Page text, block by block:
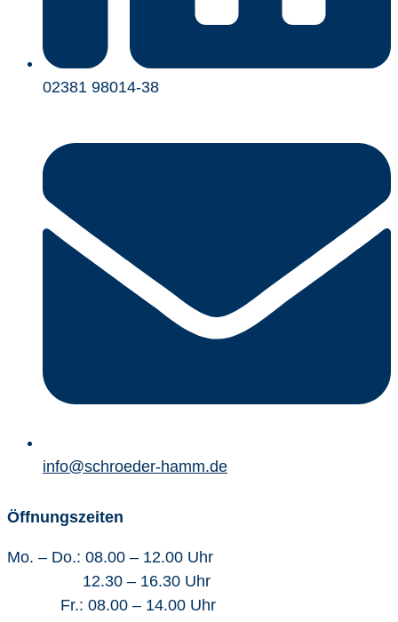
02381 98014-38
info@schroeder-hamm.de
Öffnungszeiten
Mo. – Do.: 08.00 – 12.00 Uhr
12.30 – 16.30 Uhr
Fr.: 08.00 – 14.00 Uhr